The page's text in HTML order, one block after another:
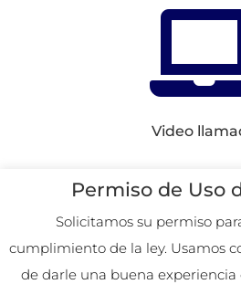
Video
Conectemos
2026.
Permiso de Uso
Solicitamos su permiso
cumplimiento de la ley. Usamos
de darle una buena experiencia